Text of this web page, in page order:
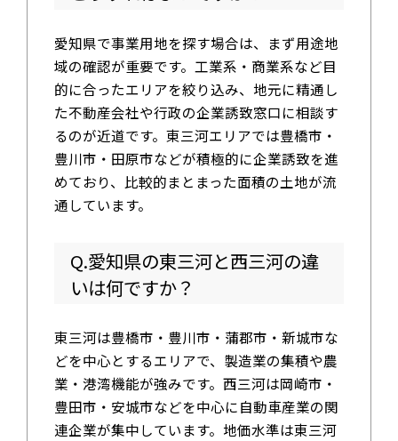
愛知県で事業用地を探す場合は、まず用途地
域の確認が重要です。工業系・商業系など目
的に合ったエリアを絞り込み、地元に精通し
た不動産会社や行政の企業誘致窓口に相談す
るのが近道です。東三河エリアでは豊橋市・
豊川市・田原市などが積極的に企業誘致を進
めており、比較的まとまった面積の土地が流
通しています。
Q.愛知県の東三河と西三河の違
いは何ですか？
東三河は豊橋市・豊川市・蒲郡市・新城市な
どを中心とするエリアで、製造業の集積や農
業・港湾機能が強みです。西三河は岡崎市・
豊田市・安城市などを中心に自動車産業の関
連企業が集中しています。地価水準は東三河